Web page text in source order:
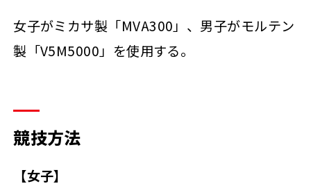
女子がミカサ製「MVA300」、男子がモルテン
製「V5M5000」を使用する。
競技方法
【女子】